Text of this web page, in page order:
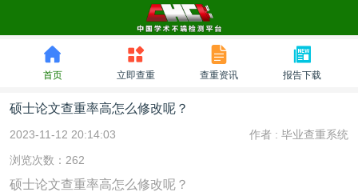
首页 立即查重 查重资讯 报告下载
硕士论文查重率高怎么修改呢？
2023-11-12 20:14:03 作者 : 毕业查重系统
浏览次数：262
硕士论文查重率高怎么修改呢？